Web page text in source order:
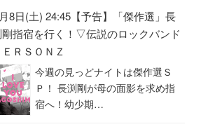
8日(土) 24:45【予告】「傑作選」長
剛指宿を行く！▽伝説のロックバンド
ＥＲＳＯＮＺ
今週の見っどナイトは傑作選Ｓ
Ｐ！ 長渕剛が母の面影を求め指
宿へ！幼少期…